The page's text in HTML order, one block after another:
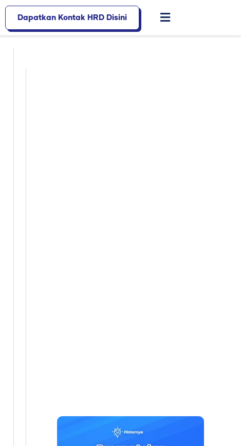
Dapatkan Kontak HRD Disini
Flyout